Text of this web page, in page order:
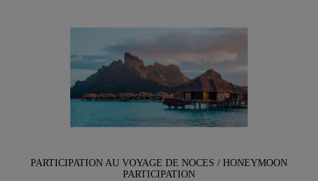
PARTICIPATION AU VOYAGE DE NOCES / HONEYMOON
PARTICIPATION